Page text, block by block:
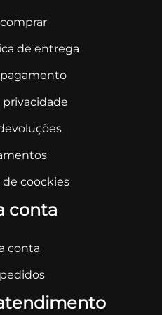
de entrega
privacidade
coockies
conta
conta